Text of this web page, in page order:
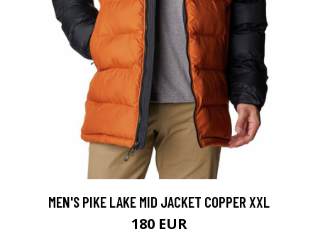
MEN'S PIKE LAKE MID JACKET COPPER XXL
180 EUR